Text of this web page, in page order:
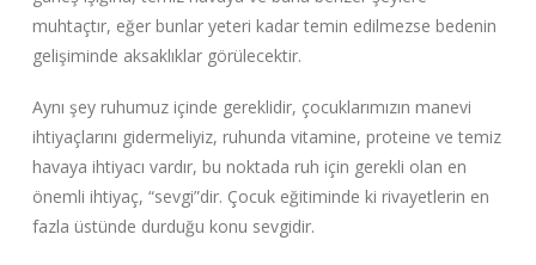
muhtaçtır, eğer bunlar yeteri kadar temin edilmezse bedenin
gelişiminde aksaklıklar görülecektir.
Aynı şey ruhumuz içinde gereklidir, çocuklarımızın manevi
ihtiyaçlarını gidermeliyiz, ruhunda vitamine, proteine ve temiz
havaya ihtiyacı vardır, bu noktada ruh için gerekli olan en
önemli ihtiyaç, “sevgi”dir. Çocuk eğitiminde ki rivayetlerin en
fazla üstünde durduğu konu sevgidir.